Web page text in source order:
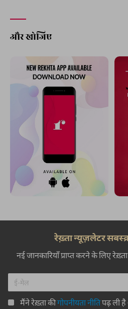
और खोजिए
रेख़्ता न्यूज़लेटर
नई जानकारियाँ प्राप्त करने के लिए
मैंने रेख़्ता कीगोपनीयता नीतिपढ़ ली